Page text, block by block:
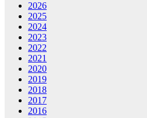
2026
2025
2024
2023
2022
2021
2020
2019
2018
2017
2016